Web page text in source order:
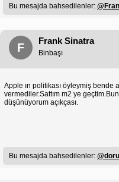
Bu mesajda bahsedilenler:
F
Frank Sinatra
Binbaşı
Apple ın politikası öyleymiş bende
vermediler.Sattım m2 ye
düşünüyorum açıkçası.
Bu mesajda bahsedilenler: